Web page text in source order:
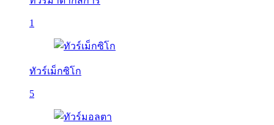
1
ทัวร์เม็กซิโก
5